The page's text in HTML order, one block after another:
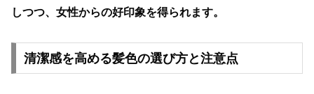
しつつ、女性からの好印象を得られます。
清潔感を高める髪色の選び方と注意点